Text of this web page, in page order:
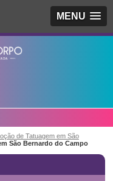
MENU
de Tatuagem em São
São Bernardo do Campo